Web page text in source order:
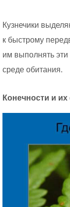
Кузнечики
к быстрому
им выполнять
среде обитания.
Конечности и